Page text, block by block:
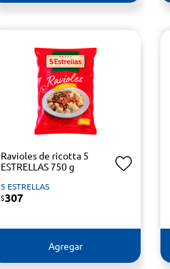
Ravioles de ricotta 5
ESTRELLAS 750 g
5 ESTRELLAS
$307
Agregar